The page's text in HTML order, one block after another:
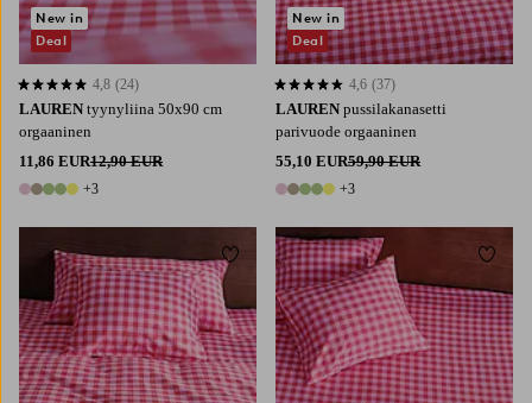
LAUREN tyynyliina 50x90 cm
orgaaninen
11,86 EUR12,90 EUR
8 värejä
+3
4,8 perustuen 24 arvosanaan
4,8 (24)
New in
Deal
LAUREN pussilakanasetti
parivuode orgaaninen
55,10 EUR59,90 EUR
8 värejä
+3
4,6 perustuen 37 arvosanaan
4,6 (37)
New in
Deal
Lisää suosikkeihin Lisää
90X200120X200140X200160X200
180X200